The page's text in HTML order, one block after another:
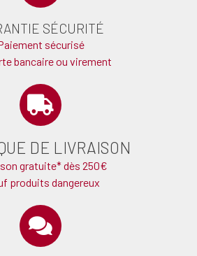
SÉCURITÉ
sécurisé
bancaire ou virement
DE LIVRAISON
gratuite* dès 250€
produits dangereux